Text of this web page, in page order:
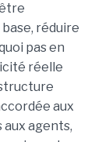
réduire
pas en
réelle
aux
agents,